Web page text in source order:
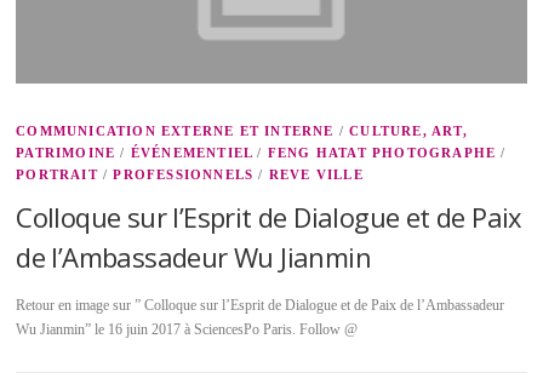
COMMUNICATION EXTERNE ET INTERNE /CULTURE, ART,
PATRIMOINE / ÉVÉNEMENTIEL / FENG HATAT PHOTOGRAPHE /
PORTRAIT/PROFESSIONNELS / REVE VILLE
Colloque sur l’Esprit de Dialogue et de Paix
de l’Ambassadeur Wu Jianmin
Retour en image sur ” Colloque sur l’Esprit de Dialogue et de Paix de l’Ambassadeur
Wu Jianmin” le 16 juin 2017 à SciencesPo Paris. Follow @